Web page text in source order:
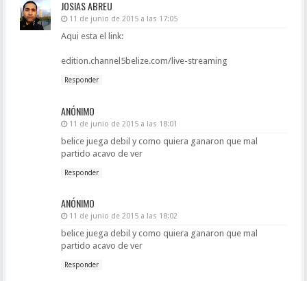
JOSIAS ABREU
11 de junio de 2015 a las 17:05
Aqui esta el link:
edition.channel5belize.com/live-streaming
Responder
ANÓNIMO
11 de junio de 2015 a las 18:01
belice juega debil y como quiera ganaron que mal
partido acavo de ver
Responder
ANÓNIMO
11 de junio de 2015 a las 18:02
belice juega debil y como quiera ganaron que mal
partido acavo de ver
Responder